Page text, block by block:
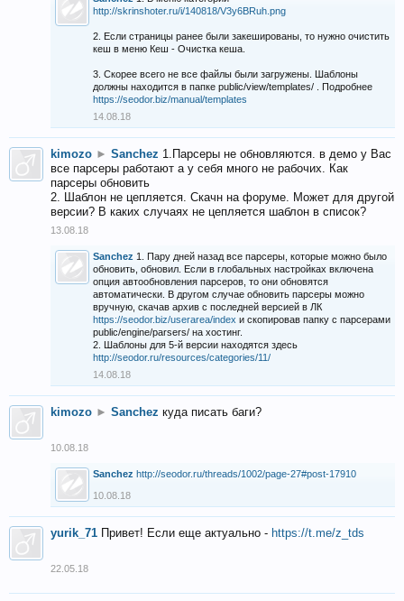
http://skrinshoter.ru/i/140818/V3y6BRuh.png
2. Если страницы ранее были закешированы, то нужно очистить
кеш в меню Кеш - Очистка кеша.
3. Скорее всего не все файлы были загружены. Шаблоны
должны находится в папке public/view/templates/ . Подробнее
https://seodor.biz/manual/templates
14.08.18
kimozo ► Sanchez 1.Парсеры не обновляются. в демо у Вас
все парсеры работают а у себя много не рабочих. Как
парсеры обновить
2. Шаблон не цепляется. Скачн на форуме. Может для другой
версии? В каких случаях не цепляется шаблон в список?
13.08.18
Sanchez 1. Пару дней назад все парсеры, которые можно было
обновить, обновил. Если в глобальных настройках включена
опция автообновления парсеров, то они обновятся
автоматически. В другом случае обновить парсеры можно
вручную, скачав архив с последней версией в ЛК
https://seodor.biz/userarea/index и скопировав папку с парсерами
public/engine/parsers/ на хостинг.
2. Шаблоны для 5-й версии находятся здесь
http://seodor.ru/resources/categories/11/
14.08.18
kimozo ► Sanchez куда писать баги?
10.08.18
Sanchez http://seodor.ru/threads/1002/page-27#post-17910
10.08.18
yurik_71 Привет! Если еще актуально - https://t.me/z_tds
22.05.18